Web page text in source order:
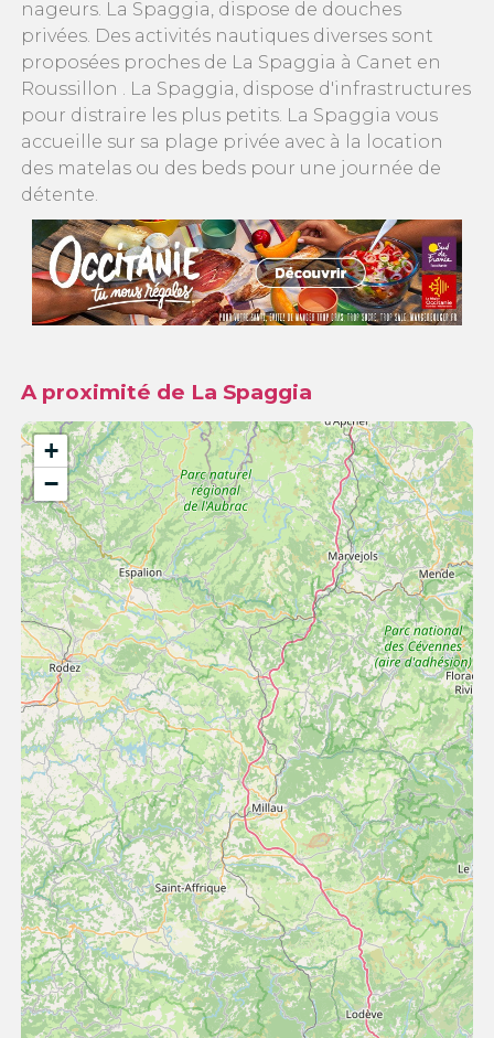
nageurs. La Spaggia, dispose de douches
privées. Des activités nautiques diverses sont
proposées proches de La Spaggia à Canet en
Roussillon . La Spaggia, dispose d'infrastructures
pour distraire les plus petits. La Spaggia vous
accueille sur sa plage privée avec à la location
des matelas ou des beds pour une journée de
détente.
A proximité de La Spaggia
+
−